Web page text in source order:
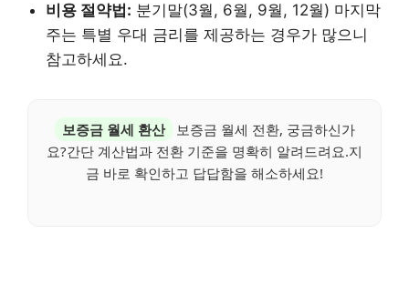
비용 절약법: 분기말(3월, 6월, 9월, 12월) 마지막
주는 특별 우대 금리를 제공하는 경우가 많으니
참고하세요.
보증금 월세 환산
보증금 월세 전환, 궁금하신가
요?간단 계산법과 전환 기준을 명확히 알려드려요.지
금 바로 확인하고 답답함을 해소하세요!